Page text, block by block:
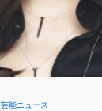
芸能ニュース